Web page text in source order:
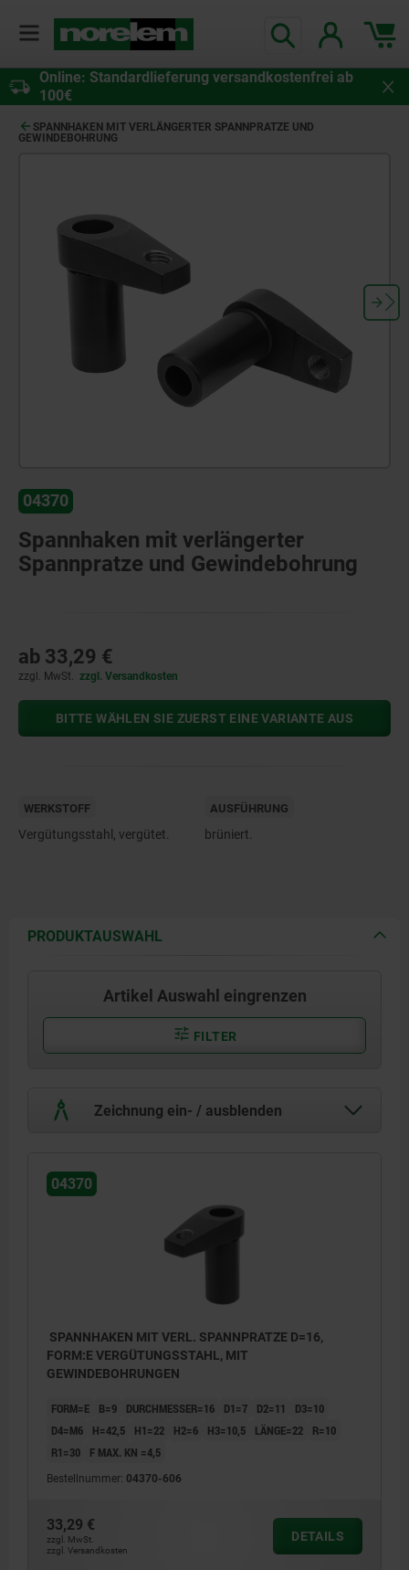
Online: Standardlieferung versandkostenfrei ab
100€
SPANNHAKEN MIT VERLÄNGERTER SPANNPRATZE UND
GEWINDEBOHRUNG
04370
Spannhaken mit verlängerter
Spannpratze und Gewindebohrung
ab 33,29 €
zzgl. MwSt. zzgl. Versandkosten
BITTE WÄHLEN SIE ZUERST EINE VARIANTE AUS
WERKSTOFF
Vergütungsstahl, vergütet.
AUSFÜHRUNG
brüniert.
PRODUKTAUSWAHL
Artikel Auswahl eingrenzen
FILTER
Zeichnung ein- / ausblenden
04370
SPANNHAKEN MIT VERL. SPANNPRATZE D=16,
FORM:E VERGÜTUNGSSTAHL, MIT
GEWINDEBOHRUNGEN
FORM=E B=9 DURCHMESSER=16 D1=7 D2=11
D3=10
D4=M6
H=42,5 H1=22 H2=6 H3=10,5 LÄNGE=22
R=10
R1=30
F MAX. KN =4,5
Bestellnummer: 04370-606
33,29 €
zzgl. MwSt.
zzgl. Versandkosten
DETAILS